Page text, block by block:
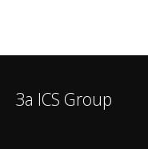
За ICS Group